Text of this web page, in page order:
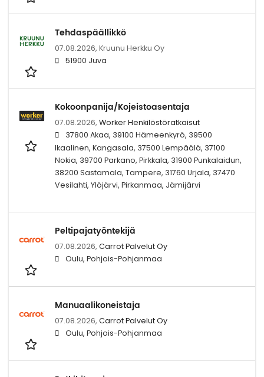
Tehdaspäällikkö
07.08.2026, Kruunu Herkku Oy
51900 Juva
Kokoonpanija/Kojeistoasentaja
07.08.2026, Worker Henkilöstöratkaisut
37800 Akaa, 39100 Hämeenkyrö, 39500
Ikaalinen, Kangasala, 37500 Lempäälä, 37100
Nokia, 39700 Parkano, Pirkkala, 31900 Punkalaidun,
38200 Sastamala, Tampere, 31760 Urjala, 37470
Vesilahti, Ylöjärvi, Pirkanmaa, Jämijärvi
Peltipajatyöntekijä
07.08.2026, Carrot Palvelut Oy
Oulu, Pohjois-Pohjanmaa
Manuaalikoneistaja
07.08.2026, Carrot Palvelut Oy
Oulu, Pohjois-Pohjanmaa